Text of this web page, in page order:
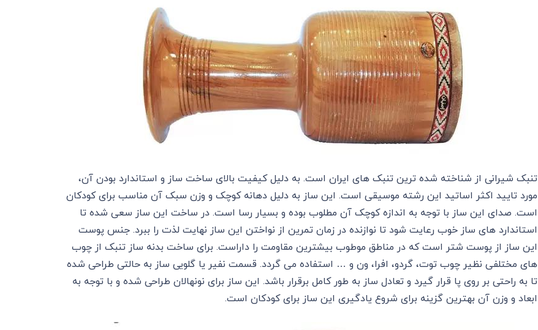
تنبک شیرانی از شناخته شده ترین تنبک های ایران است. به دلیل کیفیت بالای ساخت ساز و استاندارد بودن آن،
مورد تایید اکثر اساتید این رشته موسیقی است. این ساز به دلیل دهانه کوچک و وزن سبک آن مناسب برای کودکان
است. صدای این ساز با توجه به اندازه کوچک آن مطلوب بوده و بسیار رسا است. در ساخت این ساز سعی شده تا
استاندارد های ساز خوب رعایت شود تا نوازنده در زمان تمرین از نواختن این ساز نهایت لذت را ببرد. جنس پوست
این ساز از پوست شتر است که در مناطق موطوب بیشترین مقاومت را داراست. برای ساخت بدنه ساز تنبک از چوب
های مختلفی نظیر چوب توت، گردو، افرا، ون و … استفاده می گردد. قسمت نفیر یا گلویی ساز به حالتی طراحی شده
تا به راحتی بر روی پا قرار گیرد و تعادل ساز به طور کامل برقرار باشد. این ساز برای نونهالان طراحی شده و با توجه به
ابعاد و وزن آن بهترین گزینه برای شروع یادگیری این ساز برای کودکان است.